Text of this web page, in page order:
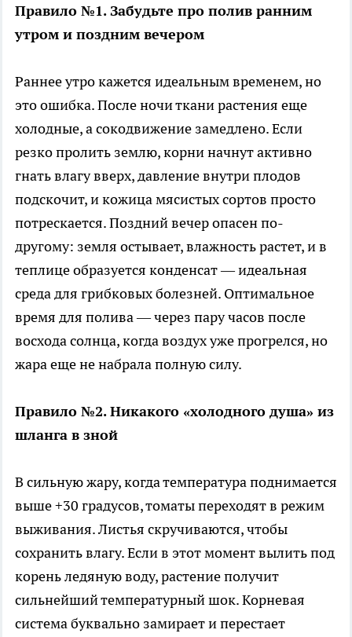
Правило №1. Забудьте про полив ранним
утром и поздним вечером
Раннее утро кажется идеальным временем, но
это ошибка. После ночи ткани растения еще
холодные, а сокодвижение замедлено. Если
резко пролить землю, корни начнут активно
гнать влагу вверх, давление внутри плодов
подскочит, и кожица мясистых сортов просто
потрескается. Поздний вечер опасен по-
другому: земля остывает, влажность растет, и в
теплице образуется конденсат — идеальная
среда для грибковых болезней. Оптимальное
время для полива — через пару часов после
восхода солнца, когда воздух уже прогрелся, но
жара еще не набрала полную силу.
Правило №2. Никакого «холодного душа» из
шланга в зной
В сильную жару, когда температура поднимается
выше +30 градусов, томаты переходят в режим
выживания. Листья скручиваются, чтобы
сохранить влагу. Если в этот момент вылить под
корень ледяную воду, растение получит
сильнейший температурный шок. Корневая
система буквально замирает и перестает